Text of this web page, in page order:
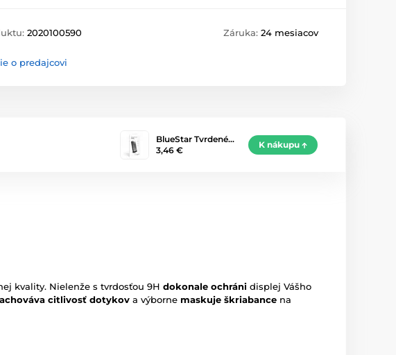
2020100590 Záruka: 24 mesiacov
o predajcovi
BlueStar Tvrdené…
3,46 €
K nákupu
kvality. Nielenže s tvrdosťou 9H dokonale ochráni displej Vášho
citlivosť dotykov a výborne maskuje škriabance na